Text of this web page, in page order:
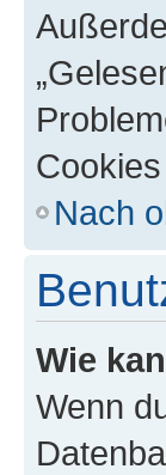
Nach
Wie
Wenn